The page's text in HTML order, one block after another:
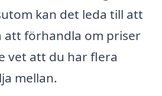
kan det leda till att
att förhandla om priser
vet att du har flera
mellan.